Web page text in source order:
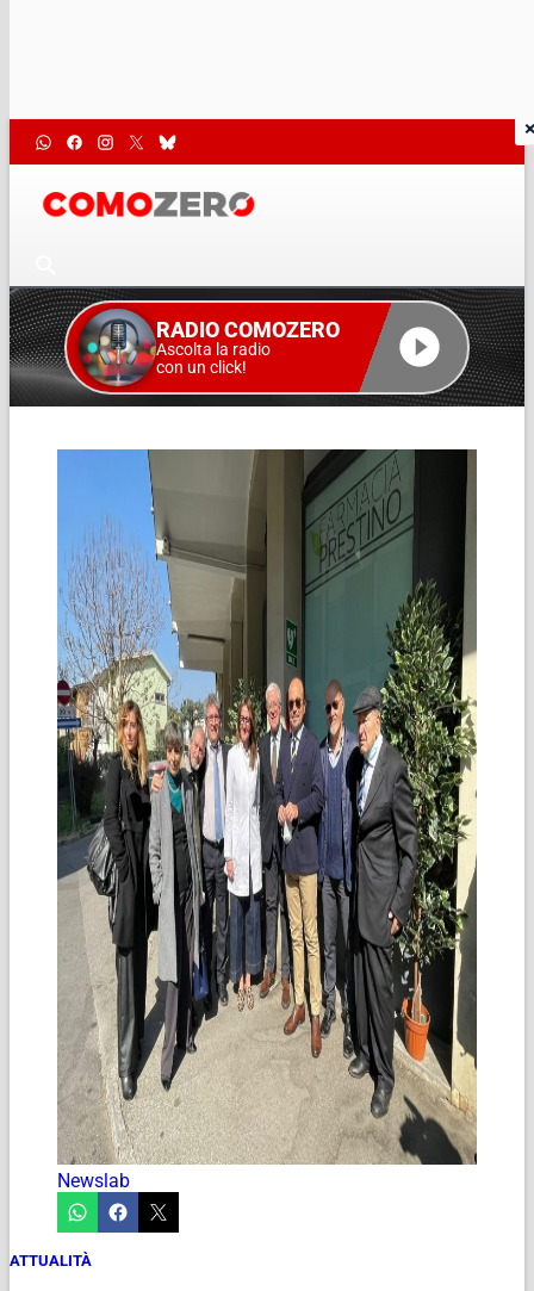
RADIO COMOZERO
Ascolta la radio
con un click!
Newslab
ATTUALITÀ